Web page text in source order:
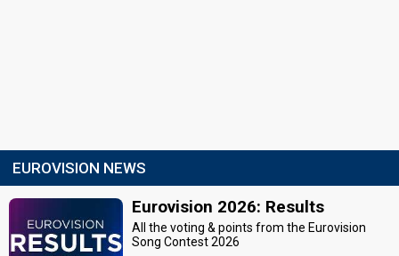
EUROVISION NEWS
Eurovision 2026: Results
All the voting & points from the Eurovision
Song Contest 2026